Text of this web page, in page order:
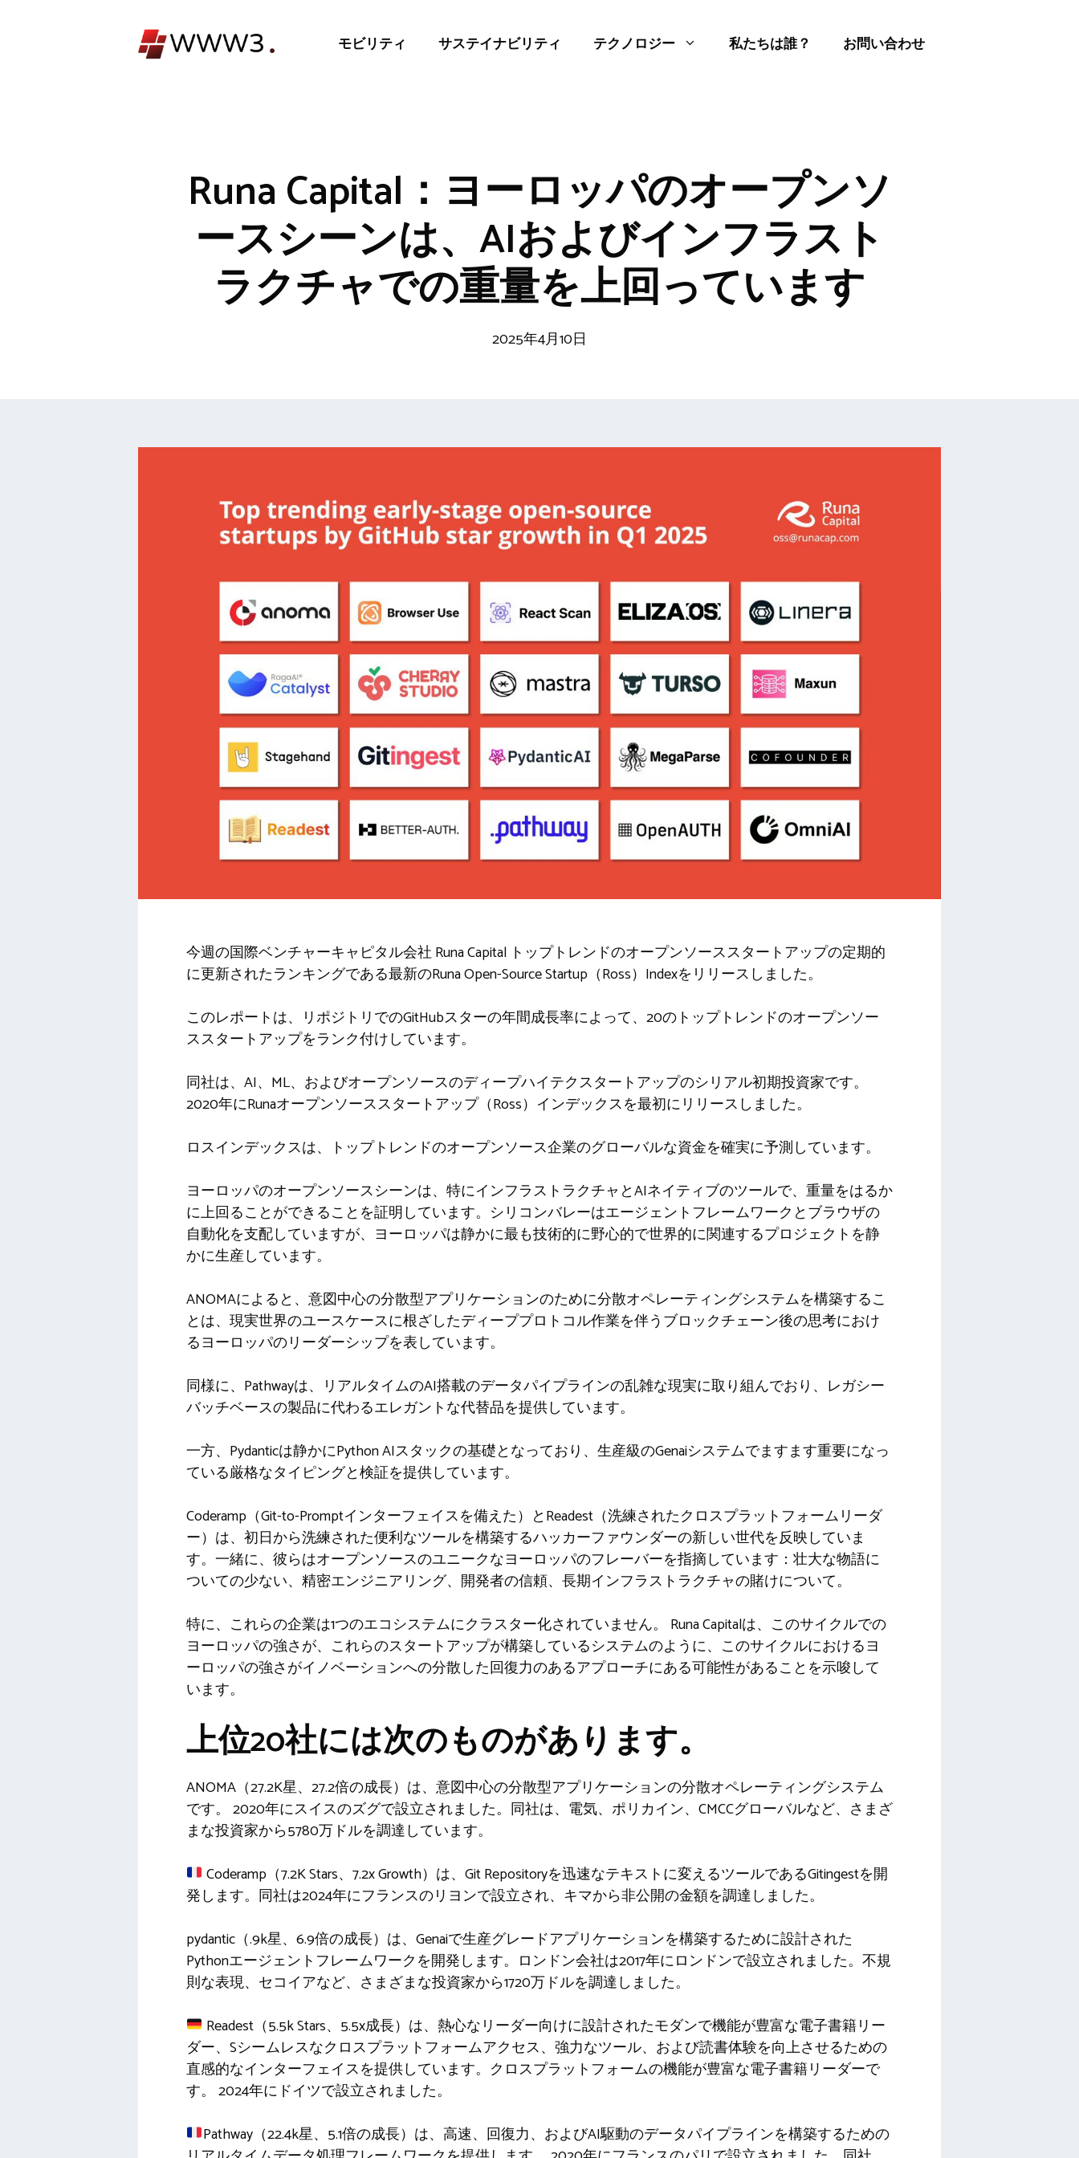
モビリティ サステイナビリティ テクノロジー 私たちは誰？ お問い合わせ
Runa Capital：ヨーロッパのオープンソ
ースシーンは、AIおよびインフラスト
ラクチャでの重量を上回っています
2025年4月10日
今週の国際ベンチャーキャピタル会社Runa Capital トップトレンドのオープンソーススタートアップの定期的
に更新されたランキングである最新のRuna Open-Source Startup（Ross）Indexをリリースしました。
このレポートは、リポジトリでのGitHubスターの年間成長率によって、20のトップトレンドのオープンソー
ススタートアップをランク付けしています。
同社は、AI、ML、およびオープンソースのディープハイテクスタートアップのシリアル初期投資家です。
2020年にRunaオープンソーススタートアップ（Ross）インデックスを最初にリリースしました。
ロスインデックスは、トップトレンドのオープンソース企業のグローバルな資金を確実に予測しています。
ヨーロッパのオープンソースシーンは、特にインフラストラクチャとAIネイティブのツールで、重量をはるか
に上回ることができることを証明しています。シリコンバレーはエージェントフレームワークとブラウザの
自動化を支配していますが、ヨーロッパは静かに最も技術的に野心的で世界的に関連するプロジェクトを静
かに生産しています。
ANOMAによると、意図中心の分散型アプリケーションのために分散オペレーティングシステムを構築するこ
とは、現実世界のユースケースに根ざしたディーププロトコル作業を伴うブロックチェーン後の思考におけ
るヨーロッパのリーダーシップを表しています。
同様に、Pathwayは、リアルタイムのAI搭載のデータパイプラインの乱雑な現実に取り組んでおり、レガシー
バッチベースの製品に代わるエレガントな代替品を提供しています。
一方、Pydanticは静かにPython AIスタックの基礎となっており、生産級のGenaiシステムでますます重要になっ
ている厳格なタイピングと検証を提供しています。
Coderamp（Git-to-Promptインターフェイスを備えた）とReadest（洗練されたクロスプラットフォームリーダ
ー）は、初日から洗練された便利なツールを構築するハッカーファウンダーの新しい世代を反映していま
す。一緒に、彼らはオープンソースのユニークなヨーロッパのフレーバーを指摘しています：壮大な物語に
ついての少ない、精密エンジニアリング、開発者の信頼、長期インフラストラクチャの賭けについて。
特に、これらの企業は1つのエコシステムにクラスター化されていません。 Runa Capitalは、このサイクルでの
ヨーロッパの強さが、これらのスタートアップが構築しているシステムのように、このサイクルにおけるヨ
ーロッパの強さがイノベーションへの分散した回復力のあるアプローチにある可能性があることを示唆して
います。
上位20社には次のものがあります。
ANOMA（27.2K星、27.2倍の成長）は、意図中心の分散型アプリケーションの分散オペレーティングシステム
です。 2020年にスイスのズグで設立されました。同社は、電気、ポリカイン、CMCCグローバルなど、さまざ
まな投資家から5780万ドルを調達しています。
Coderamp（7.2K Stars、7.2x Growth）は、Git Repositoryを迅速なテキストに変えるツールであるGitingestを開
発します。同社は2024年にフランスのリヨンで設立され、キマから非公開の金額を調達しました。
pydantic（.9k星、6.9倍の成長）は、Genaiで生産グレードアプリケーションを構築するために設計された
Pythonエージェントフレームワークを開発します。ロンドン会社は2017年にロンドンで設立されました。不規
則な表現、セコイアなど、さまざまな投資家から1720万ドルを調達しました。
Readest（5.5k Stars、5.5x成長）は、熱心なリーダー向けに設計されたモダンで機能が豊富な電子書籍リー
ダー、Sシームレスなクロスプラットフォームアクセス、強力なツール、および読書体験を向上させるための
直感的なインターフェイスを提供しています。クロスプラットフォームの機能が豊富な電子書籍リーダーで
す。 2024年にドイツで設立されました。
Pathway（22.4k星、5.1倍の成長）は、高速、回復力、およびAI駆動のデータパイプラインを構築するための